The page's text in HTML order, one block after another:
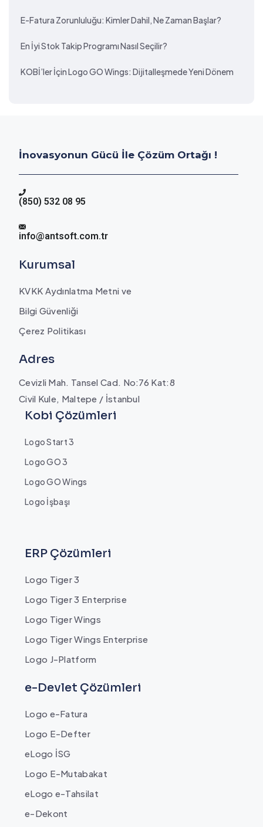
E-Fatura Zorunluluğu: Kimler Dahil, Ne Zaman Başlar?
En İyi Stok Takip Programı Nasıl Seçilir?
KOBİ’ler İçin Logo GO Wings: Dijitalleşmede Yeni Dönem
İnovasyonun Gücü İle Çözüm Ortağı !
(850) 532 08 95
info@antsoft.com.tr
Kurumsal
KVKK Aydınlatma Metni ve
Bilgi Güvenliği
Çerez Politikası
Adres
Cevizli Mah. Tansel Cad. No:76 Kat:8
Civil Kule, Maltepe / İstanbul
Kobi Çözümleri
Logo Start 3
Logo GO 3
Logo GO Wings
Logo İşbaşı
ERP Çözümleri
Logo Tiger 3
Logo Tiger 3 Enterprise
Logo Tiger Wings
Logo Tiger Wings Enterprise
Logo J-Platform
e-Devlet Çözümleri
Logo e-Fatura
Logo E-Defter
eLogo İSG
Logo E-Mutabakat
eLogo e-Tahsilat
e-Dekont